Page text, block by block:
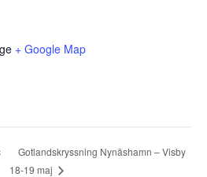
+ Google Map
Gotlandskryssning Nynäshamn – Visby
18-19 maj